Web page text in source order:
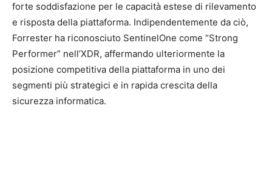
forte soddisfazione per le capacità estese di rilevamento
e risposta della piattaforma. Indipendentemente da ciò,
Forrester ha riconosciuto SentinelOne come “Strong
Performer” nell’XDR, affermando ulteriormente la
posizione competitiva della piattaforma in uno dei
segmenti più strategici e in rapida crescita della
sicurezza informatica.